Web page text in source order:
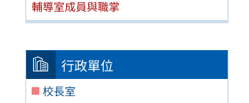
輔導室成員與職掌
行政單位
校長室